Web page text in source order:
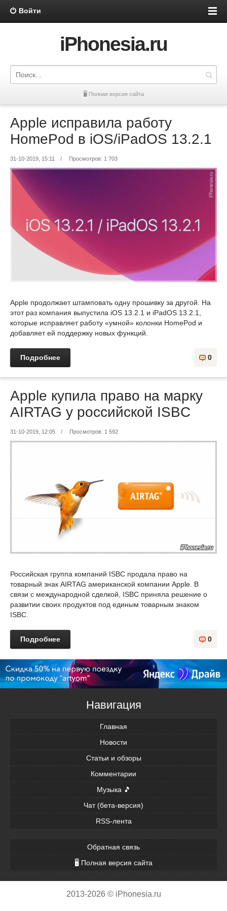
Войти
iPhonesia.ru
🖥 Полная версия сайта
Apple исправила работу
HomePod в iOS/iPadOS 13.2.1
31-10-2019, 15:11 / Просмотров: 1 703
Apple продолжает штамповать одну прошивку за другой. На
этот раз компания выпустила iOS 13.2.1 и iPadOS 13.2.1,
которые исправляет работу «умной» колонки HomePod и
добавляет ей поддержку новых функций.
Подробнее 0
Apple купила право на марку
AIRTAG у российской ISBC
31-10-2019, 12:05 / Просмотров: 1 592
Российская группа компаний ISBC продала право на
товарный знак AIRTAG американской компании Apple. В
связи с международной сделкой, ISBC приняла решение о
развитии своих продуктов под единым товарным знаком
ISBC.
Подробнее 0
Навигация
Главная
Новости
Статьи и обзоры
Комментарии
Музыка 🎵
Чат (бета-версия)
RSS-лента
Обратная связь
🖥 Полная версия сайта
2013-2026 © iPhonesia.ru